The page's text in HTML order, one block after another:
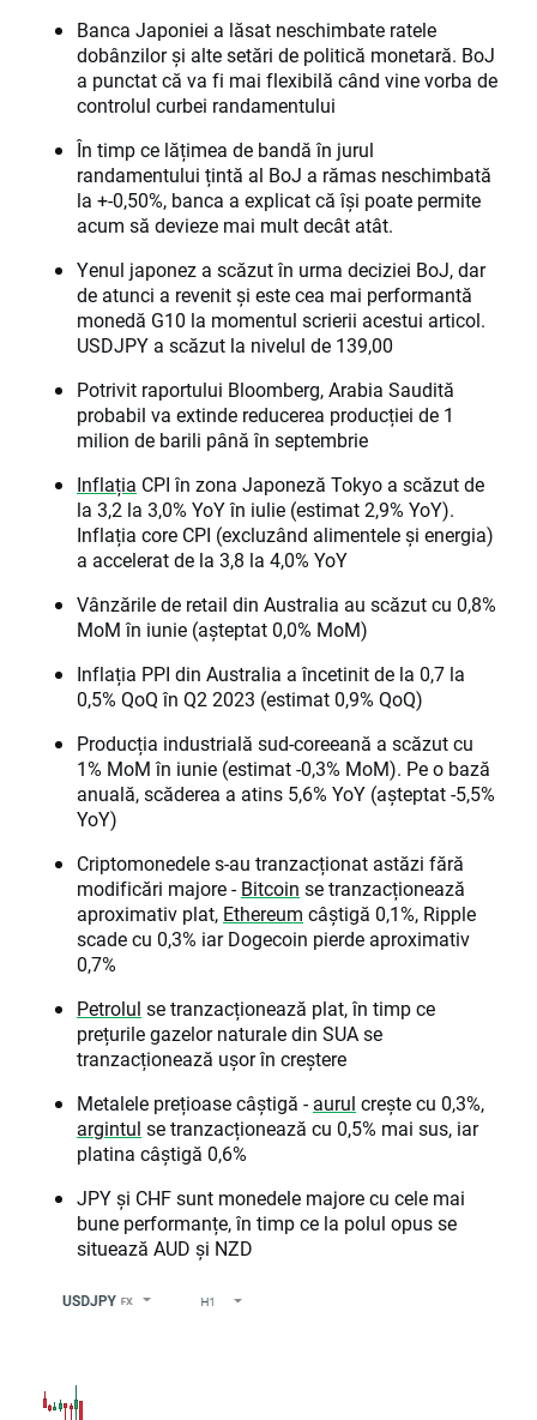
Banca Japoniei a lăsat neschimbate ratele
dobânzilor și alte setări de politică monetară. BoJ
a punctat că va fi mai flexibilă când vine vorba de
controlul curbei randamentului
În timp ce lățimea de bandă în jurul
randamentului țintă al BoJ a rămas neschimbată
la +-0,50%, banca a explicat că își poate permite
acum să devieze mai mult decât atât.
Yenul japonez a scăzut în urma deciziei BoJ, dar
de atunci a revenit și este cea mai performantă
monedă G10 la momentul scrierii acestui articol.
USDJPY a scăzut la nivelul de 139,00
Potrivit raportului Bloomberg, Arabia Saudită
probabil va extinde reducerea producției de 1
milion de barili până în septembrie
Inflația CPI în zona Japoneză Tokyo a scăzut de
la 3,2 la 3,0% YoY în iulie (estimat 2,9% YoY).
Inflația core CPI (excluzând alimentele și energia)
a accelerat de la 3,8 la 4,0% YoY
Vânzările de retail din Australia au scăzut cu 0,8%
MoM în iunie (așteptat 0,0% MoM)
Inflația PPI din Australia a încetinit de la 0,7 la
0,5% QoQ în Q2 2023 (estimat 0,9% QoQ)
Producția industrială sud-coreeană a scăzut cu
1% MoM în iunie (estimat -0,3% MoM). Pe o bază
anuală, scăderea a atins 5,6% YoY (așteptat -5,5%
YoY)
Criptomonedele s-au tranzacționat astăzi fără
modificări majore -Bitcoin se tranzacționează
aproximativ plat, Ethereum câștigă 0,1%, Ripple
scade cu 0,3% iar Dogecoin pierde aproximativ
0,7%
Petrolul se tranzacționează plat, în timp ce
prețurile gazelor naturale din SUA se
tranzacționează ușor în creștere
Metalele prețioase câștigă -aurul crește cu 0,3%,
argintul se tranzacționează cu 0,5% mai sus, iar
platina câștigă 0,6%
JPY și CHF sunt monedele majore cu cele mai
bune performanțe, în timp ce la polul opus se
situează AUD și NZD